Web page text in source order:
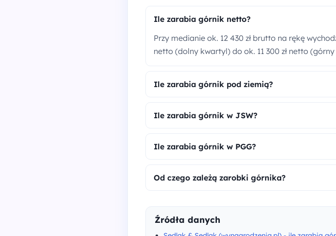
Ile zarabia górnik netto?
Przy medianie ok. 12 430 zł brutto na rękę
netto (dolny kwartyl) do ok. 11 300 zł netto
Ile zarabia górnik pod ziemią?
Ile zarabia górnik w JSW?
Ile zarabia górnik w PGG?
Od czego zależą zarobki górnika?
Źródła danych